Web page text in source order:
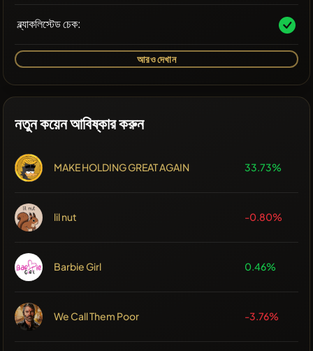
ব্ল্যাকলিস্টেড চেক:
আরও দেখান
নতুন কয়েন আবিষ্কার করুন
MAKE HOLDING GREAT AGAIN 33.73%
lil nut -0.80%
Barbie Girl 0.46%
We Call Them Poor -3.76%